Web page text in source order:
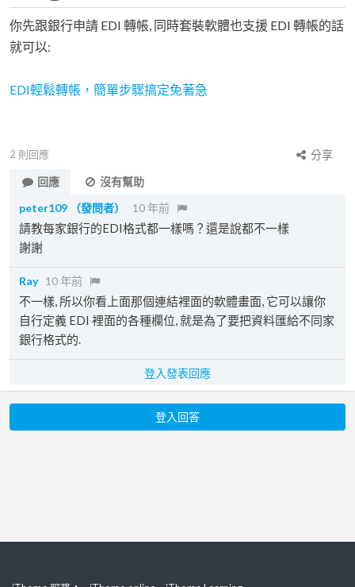
你先跟銀行申請 EDI 轉帳, 同時套裝軟體也支援 EDI 轉帳的話
就可以:
EDI輕鬆轉帳，簡單步驟搞定免著急
2 則回應
分享
回應
沒有幫助
peter109
（發問者） 10 年前
請教每家銀行的EDI格式都一樣嗎？還是說都不一樣
謝謝
Ray 10 年前
不一樣, 所以你看上面那個連結裡面的軟體畫面, 它可以讓你
自行定義 EDI 裡面的各種欄位, 就是為了要把資料匯給不同家
銀行格式的.
登入發表回應
登入回答